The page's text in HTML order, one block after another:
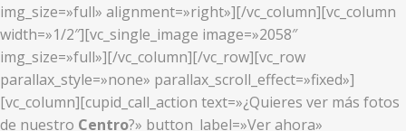
img_size=»full» alignment=»right»][/vc_column][vc_column
width=»1/2″][vc_single_image image=»2058″
img_size=»full»][/vc_column][/vc_row][vc_row
parallax_style=»none» parallax_scroll_effect=»fixed»]
[vc_column][cupid_call_action text=»¿Quieres ver más fotos
de nuestro Centro?» button_label=»Ver ahora»